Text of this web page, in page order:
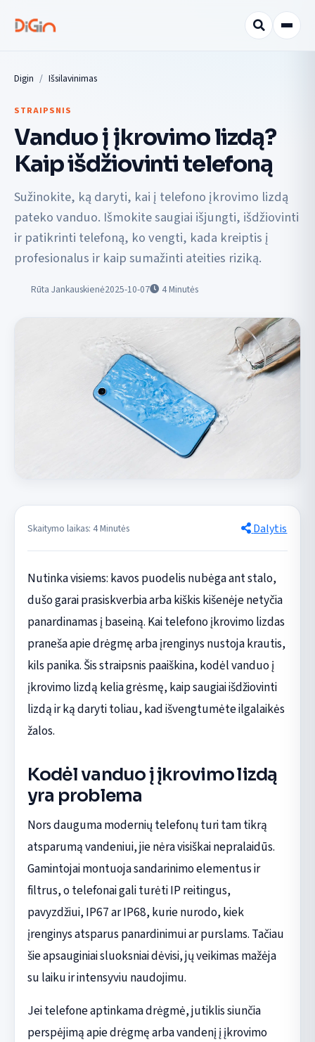
Digin Išsilavinimas
STRAIPSNIS
Vanduo į įkrovimo lizdą?
Kaip išdžiovinti telefoną
Sužinokite, ką daryti, kai į telefono įkrovimo lizdą
pateko vanduo. Išmokite saugiai išjungti, išdžiovinti
ir patikrinti telefoną, ko vengti, kada kreiptis į
profesionalus ir kaip sumažinti ateities riziką.
Rūta Jankauskienė2025-10-07 4Minutės
Skaitymo laikas: 4 Minutės Dalytis
Nutinka visiems: kavos puodelis nubėga ant stalo,
dušo garai prasiskverbia arba kiškis kišenėje netyčia
panardinamas į baseiną. Kai telefono įkrovimo lizdas
praneša apie drėgmę arba įrenginys nustoja krautis,
kils panika. Šis straipsnis paaiškina, kodėl vanduo į
įkrovimo lizdą kelia grėsmę, kaip saugiai išdžiovinti
lizdą ir ką daryti toliau, kad išvengtumėte ilgalaikės
žalos.
Kodėl vanduo į įkrovimo lizdą
yra problema
Nors dauguma modernių telefonų turi tam tikrą
atsparumą vandeniui, jie nėra visiškai nepralaidūs.
Gamintojai montuoja sandarinimo elementus ir
filtrus, o telefonai gali turėti IP reitingus,
pavyzdžiui, IP67 ar IP68, kurie nurodo, kiek
įrenginys atsparus panardinimui ar purslams. Tačiau
šie apsauginiai sluoksniai dėvisi, jų veikimas mažėja
su laiku ir intensyviu naudojimu.
Jei telefone aptinkama drėgmė, jutiklis siunčia
perspėjimą apie drėgmę arba vandenį į įkrovimo